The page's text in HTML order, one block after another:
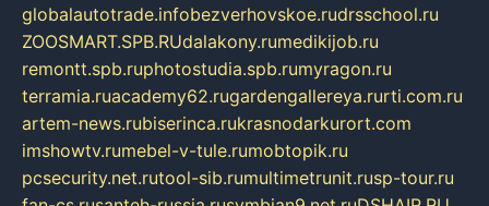
globalautotrade.infobezverhovskoe.rudrsschool.ru
ZOOSMART.SPB.RUdalakony.rumedikijob.ru
remontt.spb.ruphotostudia.spb.rumyragon.ru
terramia.ruacademy62.rugardengallereya.rurti.com.ru
artem-news.rubiserinca.rukrasnodarkurort.com
imshowtv.rumebel-v-tule.rumobtopik.ru
pcsecurity.net.rutool-sib.rumultimetrunit.rusp-tour.ru